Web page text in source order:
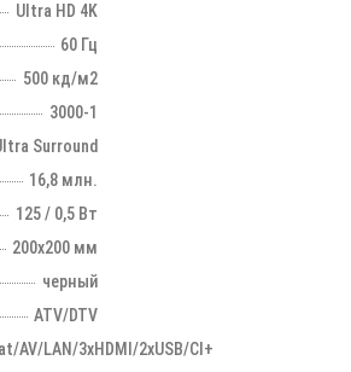
Ultra HD 4K
60 Гц
500 кд/м2
3000-1
Surround
16,8 млн.
125 / 0,5 Вт
200х200 мм
черный
ATV/DTV
AV/LAN/3xHDMI/2xUSB/CI+